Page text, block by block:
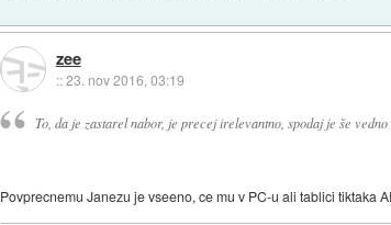
zee
::23. nov 2016, 03:19
To, da je zastarel nabor, je precej irelevantno, spodaj je še
Povprecnemu Janezu je vseeno, ce mu v PC-u ali tablici tiktaka